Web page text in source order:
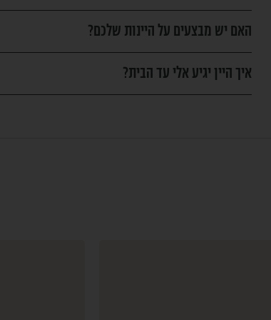
האם יש מבצעים על היינות שלכם?
איך היין יגיע אלי עד הבית?